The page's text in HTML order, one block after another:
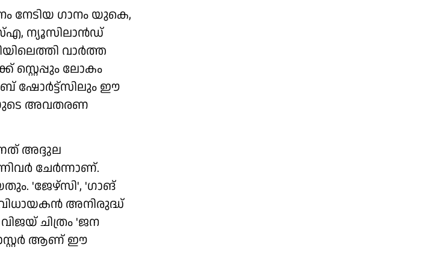
നേടിയ ഗാനം യുകെ,
ന്യൂസിലാൻഡ്
വാർത്ത
ലോകം
ഷോർട്ട്സിലും ഈ
അവതരണ
അദ്ദുല
ചേർന്നാണ്.
'ജേഴ്സി', 'ഗാങ്
അനിരുദ്ധ്
ചിത്രം 'ജന
ആണ് ഈ